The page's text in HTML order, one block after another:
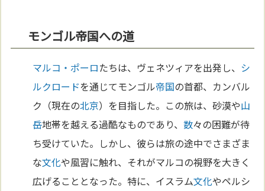
モンゴル帝国への道
マルコ・ポーロたちは、ヴェネツィアを出発し、 シ
ルクロードを通じてモンゴル帝国の首都、カンバル
ク（現在の北京）を目指した。この旅は、砂漠や山
岳地帯を越える過酷なものであり、数々の困難が待
ち受けていた。しかし、彼らは旅の途中でさまざま
な文化や風習に触れ、それがマルコの視野を大きく
広げることとなった。特に、イスラム文化やペルシ